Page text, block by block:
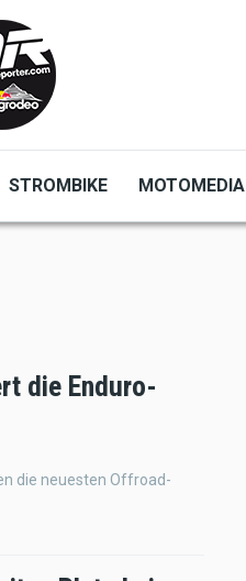
STROMBIKE MOTOMEDIA
die Enduro-
die neuesten Offroad-